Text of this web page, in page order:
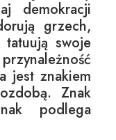
demokracji
grzech,
swoje
jest znakiem
Znak
podlega